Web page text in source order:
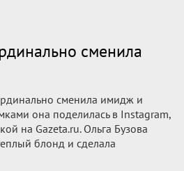
ценой тишины:
укол в горло
воротами»
вокалом ради выхода на
ворота». Артистке
медицинскую